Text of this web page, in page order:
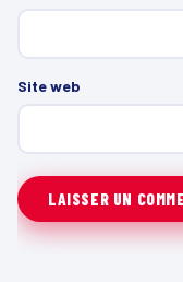
Site web